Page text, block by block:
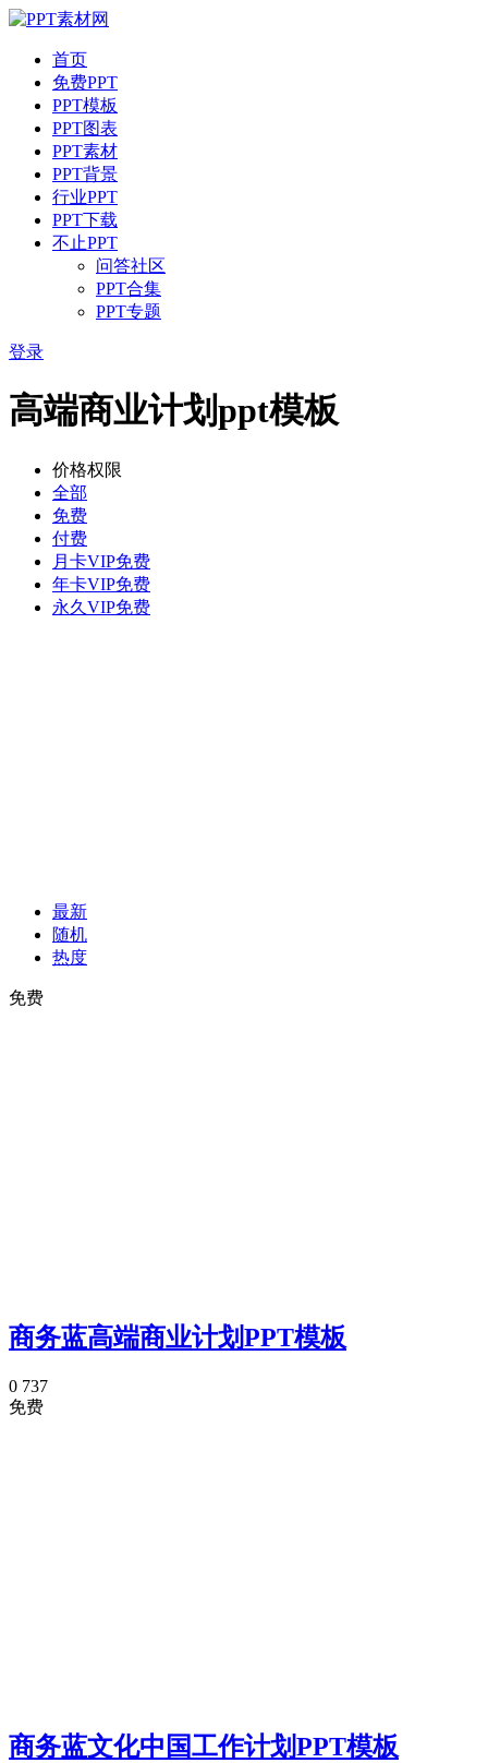
首页
免费PPT
PPT模板
PPT图表
PPT素材
PPT背景
行业PPT
PPT下载
不止PPT
问答社区
PPT合集
PPT专题
登录
高端商业计划ppt模板
价格权限
全部
免费
付费
月卡VIP免费
年卡VIP免费
永久VIP免费
最新
随机
热度
免费
商务蓝高端商业计划PPT模板
0 737
免费
商务蓝文化中国工作计划PPT模板